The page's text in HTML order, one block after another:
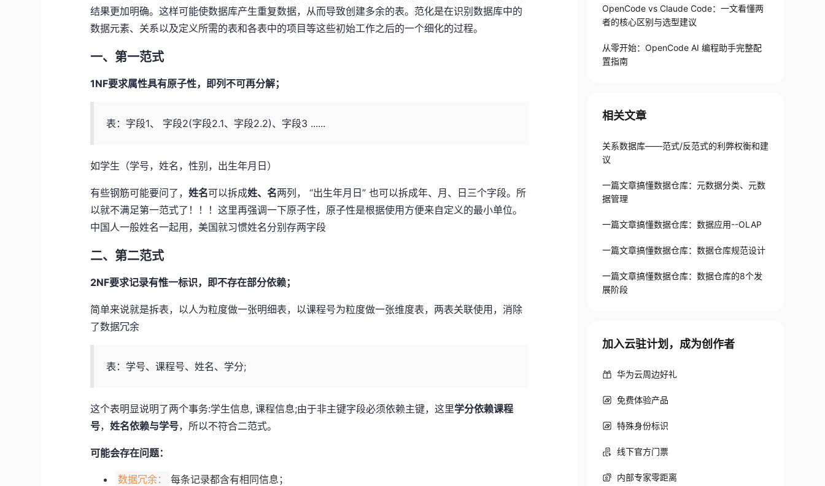
结果更加明确。这样可能使数据库产生重复数据，从而导致创建多余的表。范化是在识别数据库中的
数据元素、关系以及定义所需的表和各表中的项目等这些初始工作之后的一个细化的过程。
一、第一范式
1NF要求属性具有原子性，即列不可再分解；
表：字段1、 字段2(字段2.1、字段2.2)、字段3 ......
如学生（学号，姓名，性别，出生年月日）
有些钢筋可能要问了，姓名可以拆成姓、名两列， “出生年月日” 也可以拆成年、月、日三个字段。所
以就不满足第一范式了！！！这里再强调一下原子性，原子性是根据使用方便来自定义的最小单位。
中国人一般姓名一起用，美国就习惯姓名分别存两字段
二、第二范式
2NF要求记录有惟一标识，即不存在部分依赖；
简单来说就是拆表，以人为粒度做一张明细表，以课程号为粒度做一张维度表，两表关联使用，消除
了数据冗余
表：学号、课程号、姓名、学分;
这个表明显说明了两个事务:学生信息, 课程信息;由于非主键字段必须依赖主键，这里学分依赖课程
号，姓名依赖与学号，所以不符合二范式。
可能会存在问题：
数据冗余： 每条记录都含有相同信息；
OpenCode vs Claude Code：一文看懂两
者的核心区别与选型建议
从零开始：OpenCode AI 编程助手完整配
置指南
相关文章
关系数据库——范式/反范式的利弊权衡和建
议
一篇文章搞懂数据仓库：元数据分类、元数
据管理
一篇文章搞懂数据仓库：数据应用--OLAP
一篇文章搞懂数据仓库：数据仓库规范设计
一篇文章搞懂数据仓库：数据仓库的8个发
展阶段
加入云驻计划，成为创作者
华为云周边好礼
免费体验产品
特殊身份标识
线下官方门票
内部专家零距离